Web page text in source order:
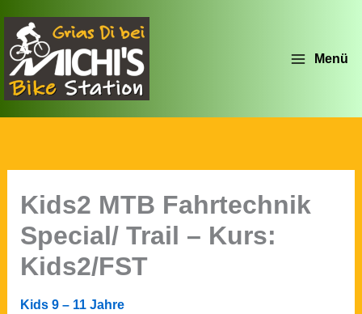
Inhalt
springen
Menü
Kids2 MTB Fahrtechnik
Special/ Trail – Kurs:
Kids2/FST
Kids 9 – 11 Jahre